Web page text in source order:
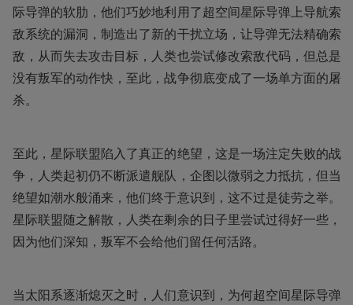
际导弹的软肋，他们巧妙地利用了超空间星际导弹上导航索
敌系统的漏洞，制造出了新的干扰立场，让导弹无法精确索
敌，从而失去攻击目标，人类也尝试修改索敌代码，但总是
没有叛军的动作快，至此，战争彻底变成了一场单方面的屠
杀。
至此，星际联盟陷入了真正的绝望，这是一场注定失败的战
争，人类起初仍不断派遣舰队，企图以微弱之力抵抗，但当
绝望如潮水般涌来，他们终于意识到，这不过是徒劳之举。
星际联盟随之解散，人类在剩余的日子里尝试过得好一些，
因为他们深知，叛军不会给他们留任何活路。
当太阳系逐渐熄灭之时，人们意识到，为何超空间星际导弹